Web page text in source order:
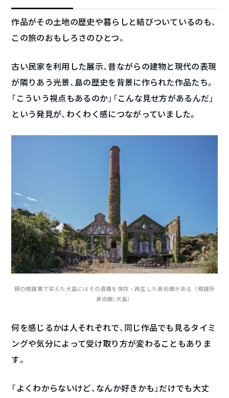
作品がその土地の歴史や暮らしと結びついているのも、
この旅のおもしろさのひとつ。
古い民家を利用した展示、昔ながらの建物と現代の表現
が隣りあう光景、島の歴史を背景に作られた作品たち。
「こういう視点もあるのか」「こんな見せ方があるんだ」
という発見が、わくわく感につながっていました。
銅の精錬業で栄えた犬島にはその遺構を保存・再生した美術館がある（精錬所
美術館/犬島）
何を感じるかは人それぞれで、同じ作品でも見るタイミ
ングや気分によって受け取り方が変わることもありま
す。
「よくわからないけど、なんか好きかも」だけでも大丈